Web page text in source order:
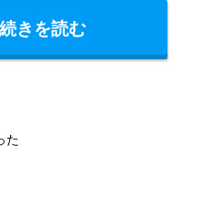
きを読む
た